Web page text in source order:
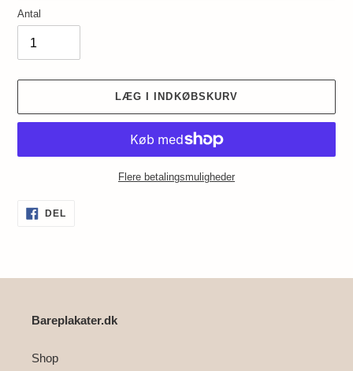
Antal
LÆG I INDKØBSKURV
Flere betalingsmuligheder
Lægger
produkt
DEL
Bareplakater.dk
Shop